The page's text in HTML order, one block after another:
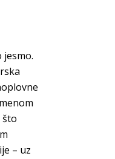
jesmo.
što
– uz